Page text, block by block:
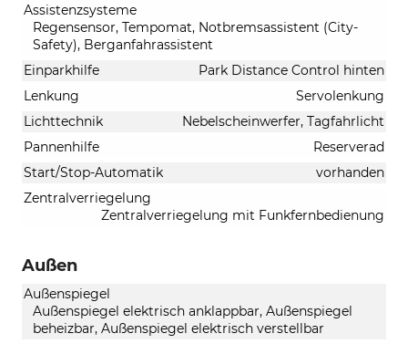
Assistenzsysteme
Regensensor, Tempomat, Notbremsassistent (City-
Safety), Berganfahrassistent
Einparkhilfe
Park Distance Control hinten
Lenkung
Servolenkung
Lichttechnik
Nebelscheinwerfer, Tagfahrlicht
Pannenhilfe
Reserverad
Start/Stop-Automatik
vorhanden
Zentralverriegelung
Zentralverriegelung mit Funkfernbedienung
Außen
Außenspiegel
Außenspiegel elektrisch anklappbar, Außenspiegel
beheizbar, Außenspiegel elektrisch verstellbar